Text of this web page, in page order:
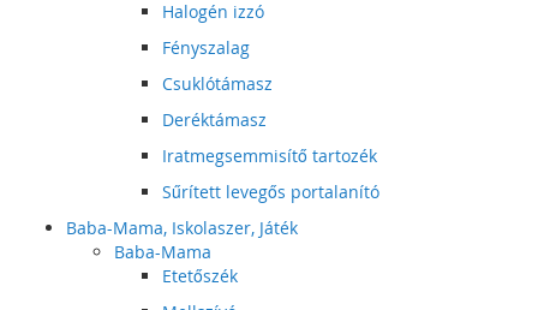
Halogén izzó
Fényszalag
Csuklótámasz
Deréktámasz
Iratmegsemmisítő tartozék
Sűrített levegős portalanító
Baba-Mama, Iskolaszer, Játék
Baba-Mama
Etetőszék